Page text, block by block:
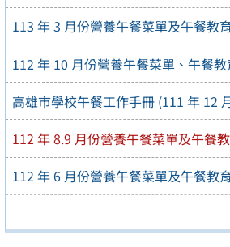
113 年 3 月份營養午餐菜單及午餐教
112 年 10 月份營養午餐菜單、午餐
高雄市學校午餐工作手冊 (111 年 12
112 年 8.9 月份營養午餐菜單及午餐
112 年 6 月份營養午餐菜單及午餐教